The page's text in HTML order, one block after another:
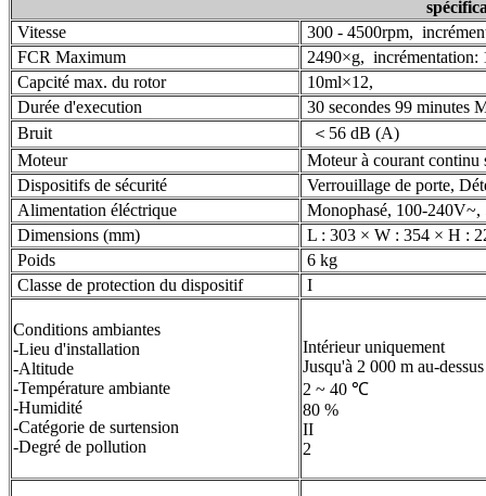
Vitesse
300 - 4500rpm,
FCR Maximum
2490×g, incrémentation:
Capcité max. du rotor
10ml×12,
Durée d'execution
30 secondes 99
Bruit
＜56 dB (A)
Moteur
Moteur à courant continu
Dispositifs de sécurité
Verrouillage de porte,
Alimentation éléctrique
Monophasé, 100-
Dimensions (mm)
L : 303 × W : 354 × H :
Poids
6 kg
Classe de protection du dispositif
I
Conditions ambiantes
-Lieu d'installation
-Altitude
-Température ambiante
-Humidité
-Catégorie de surtension
-Degré de pollution
Intérieur uniquement
Jusqu'à 2 000 m au-
2 ~ 40 ℃
80 %
II
2